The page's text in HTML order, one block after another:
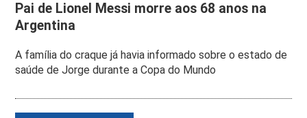
Pai de Lionel Messi morre aos 68 anos na
Argentina
A família do craque já havia informado sobre o estado de
saúde de Jorge durante a Copa do Mundo